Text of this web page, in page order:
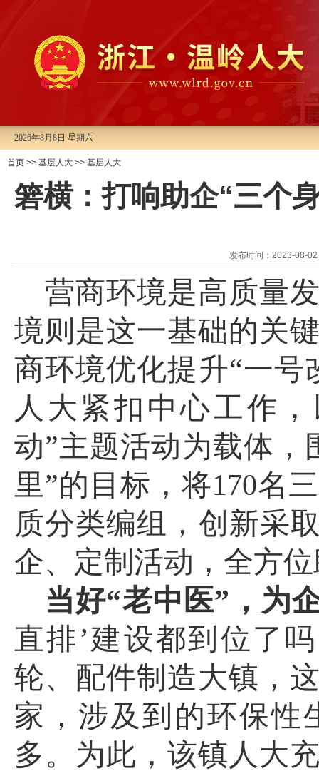
2026年8月8日 星期六
首页 >> 基层人大 >> 基层人大
箬横：打响助企“三个
发布时间：2023-08-
营商环境是高质量
境则是这一基础的关
商环境优化提升“一号
人大紧扣中心工作
动”主题活动为载体，
里”的目标，将170名
质分类编组，创新采
企、定制活动，全方
当好“老中医”，为
直排’建设都到位了
轮、配件制造大镇，
家，涉及到的环保性
多。为此，该镇人大